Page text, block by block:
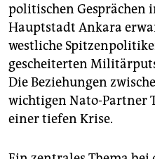
politischen Gesprächen
Hauptstadt Ankara
westliche
gescheiterten
Die Beziehungen
wichtigen Nato-Partner
einer tiefen Krise.